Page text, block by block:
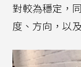
對較為穩定，
度、方向，以